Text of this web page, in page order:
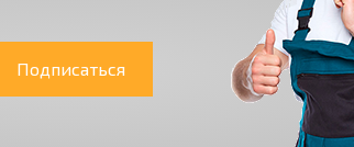
Подписаться